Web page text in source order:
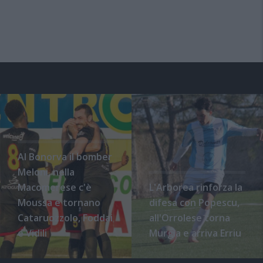
Al Bonorva il bomber
Meloni, nella
Macomerese c'è
Moussa e tornano
Cataruozzolo, Foddai
e Vidili
L'Arborea rinforza la
difesa con Popescu,
all'Orrolese torna
Murgia e arriva Erriu